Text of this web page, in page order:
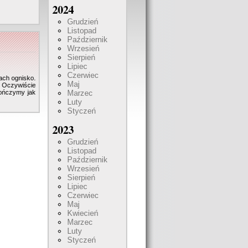
ognisko.
jak
2024
Grudzień
Listopad
Październik
Wrzesień
Sierpień
Lipiec
Czerwiec
Maj
Marzec
Luty
Styczeń
2023
Grudzień
Listopad
Październik
Wrzesień
Sierpień
Lipiec
Czerwiec
Maj
Kwiecień
Marzec
Luty
Styczeń